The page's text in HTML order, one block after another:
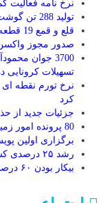
نرخ نامه فعالیت
تولید 288 تن گوشت قرمز در محمودآباد
قلع و قمع 19 قطعه کاربری غیرمجاز در شهرستان محمودآباد
صدور مجوز واکسن
تسهیلات کرونایی
کرد
جزئیات جدید از
80 پرونده امور زمین در محمودآباد قیمت گذاری شد
برگزاری اولین
رشد ۲۵ درصدی کشت مکانیزه برنج در محمودآباد
بیکار بودن ۶۰ درصد مهندسان کشور